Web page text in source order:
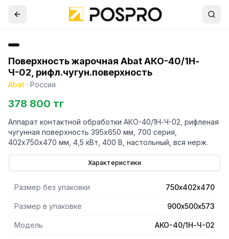
Поверхность жарочная Abat АКО-40/1Н-
Ч-02, рифл.чугун.поверхность
Abat · Россия
378 800 тг
Аппарат контактной обработки АКО-40/1Н-Ч-02, рифленая
чугунная поверхность 395x650 мм, 700 серия,
402х750х470 мм, 4,5 кВт, 400 В, настольный, вся нерж.
Характеристики
Размер без упаковки 750х402х470
Размер в упаковке 900х500х573
Модель АКО-40/1Н-Ч-02